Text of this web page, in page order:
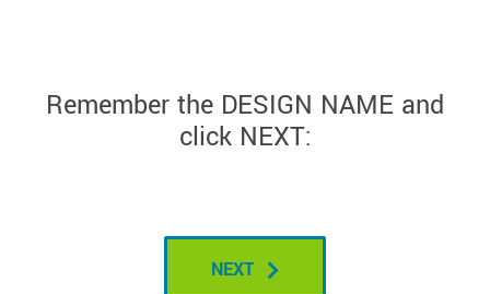
Remember the DESIGN NAME and
click NEXT:
NEXT